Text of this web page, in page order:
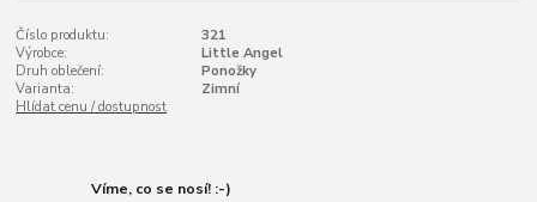
Číslo produktu:
321
Výrobce:
Little Angel
Druh oblečení:
Ponožky
Varianta:
Zimní
Hlídat cenu / dostupnost
Víme, co se nosí! :-)